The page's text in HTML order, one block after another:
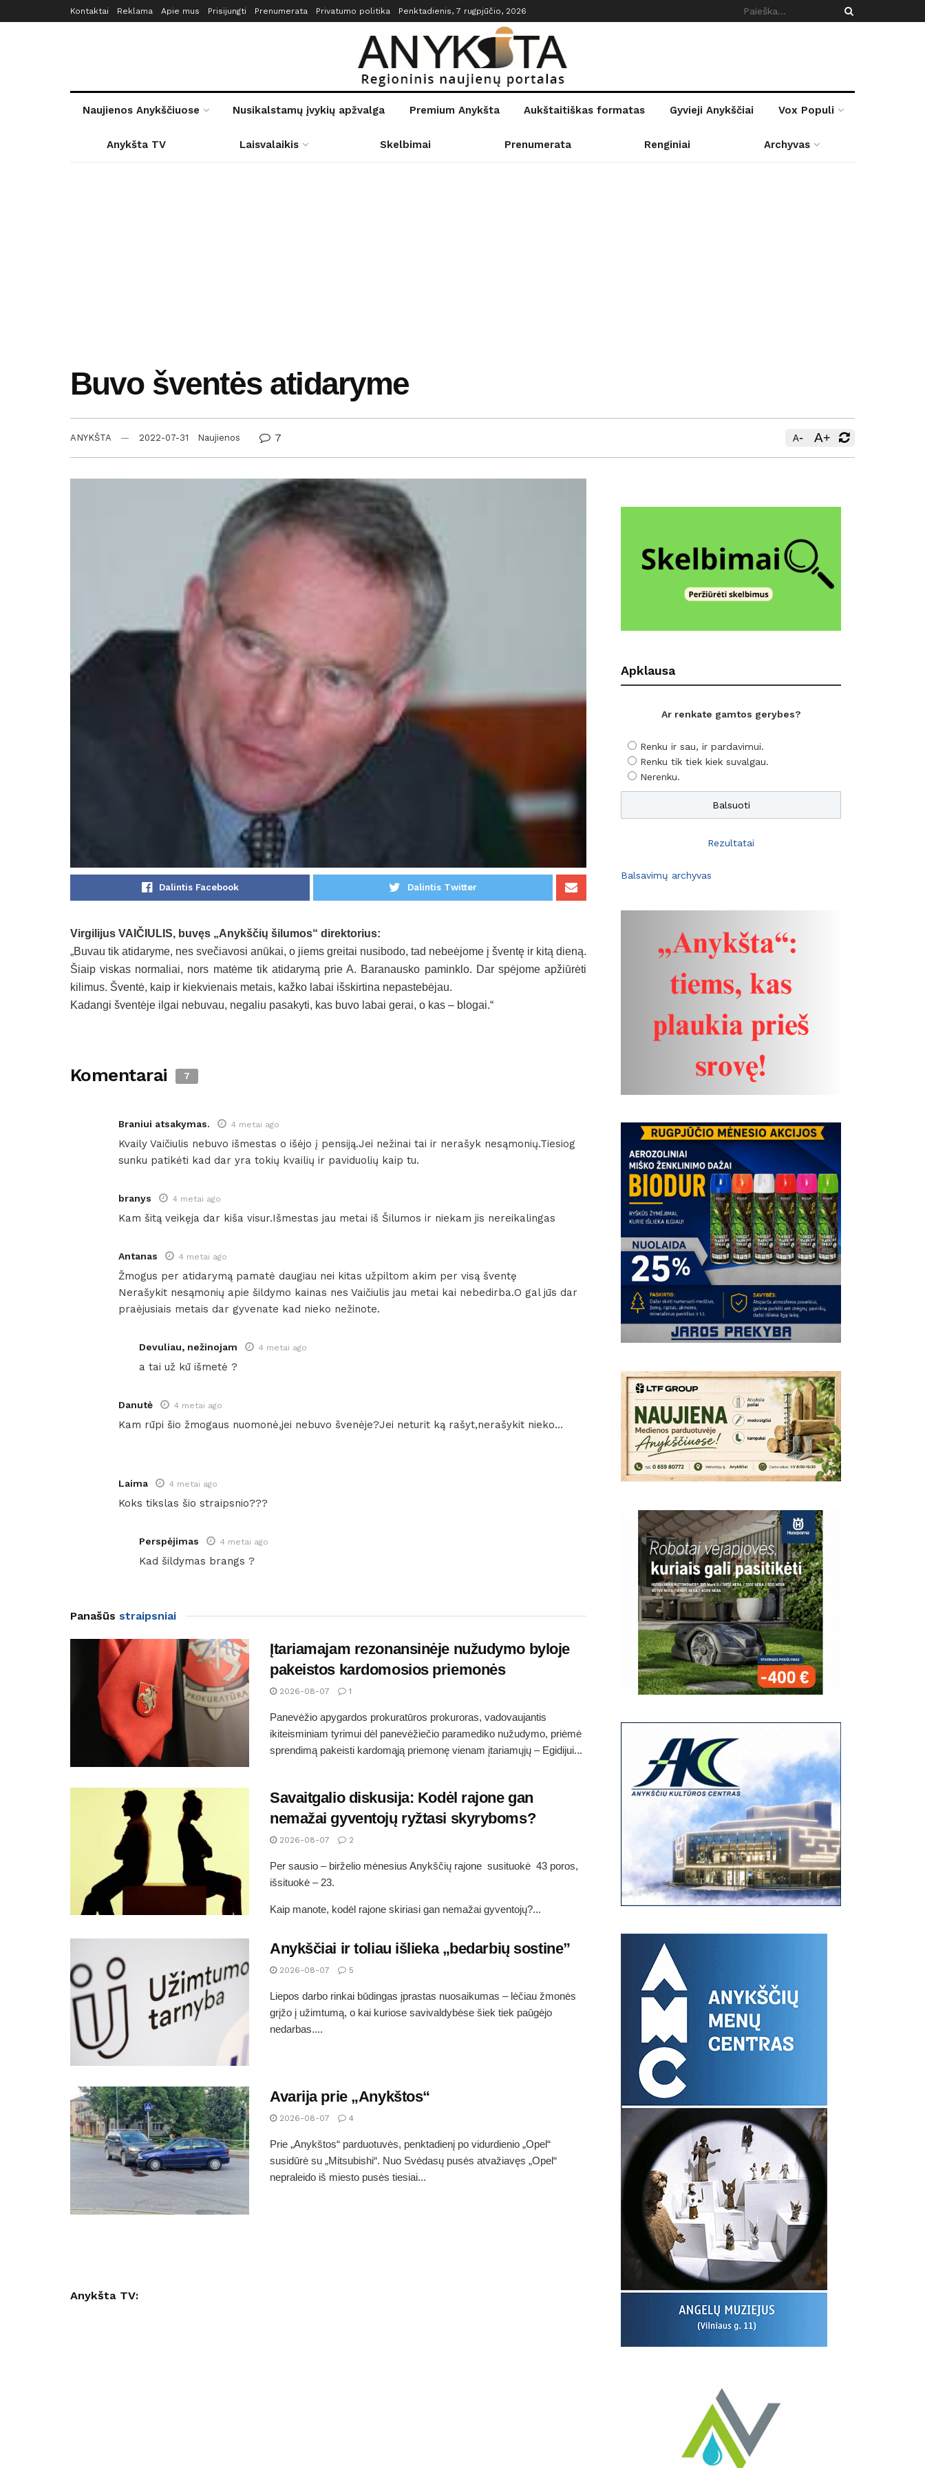
Kontaktai Reklama Apie mus Prisijungti Prenumerata Privatumo politika Penktadienis, 7 rugpjūčio, 2026
Naujienos Anykščiuose Nusikalstamų įvykių apžvalga Premium Anykšta Aukštaitiškas formatas Gyvieji Anykščiai Vox Populi
Anykšta TV Laisvalaikis Skelbimai Prenumerata Renginiai Archyvas
Buvo šventės atidaryme
ANYKŠTA 2022-07-31 Naujienos 7 A- A+
Dalintis Facebook Dalintis Twitter
Virgilijus VAIČIULIS, buvęs „Anykščių šilumos“ direktorius:
„Buvau tik atidaryme, nes svečiavosi anūkai, o jiems greitai nusibodo, tad nebeėjome į šventę ir kitą dieną.
Šiaip viskas normaliai, nors matėme tik atidarymą prie A. Baranausko paminklo. Dar spėjome apžiūrėti
kilimus. Šventė, kaip ir kiekvienais metais, kažko labai išskirtina nepastebėjau.
Kadangi šventėje ilgai nebuvau, negaliu pasakyti, kas buvo labai gerai, o kas – blogai.“
Komentarai 7
Braniui atsakymas. 4 metai ago
Kvaily Vaičiulis nebuvo išmestas o išėjo į pensiją.Jei nežinai tai ir nerašyk nesąmonių.Tiesiog
sunku patikėti kad dar yra tokių kvailių ir paviduolių kaip tu.
branys 4 metai ago
Kam šitą veikęja dar kiša visur.Išmestas jau metai iš Šilumos ir niekam jis nereikalingas
Antanas 4 metai ago
Žmogus per atidarymą pamatė daugiau nei kitas užpiltom akim per visą šventę
Nerašykit nesąmonių apie šildymo kainas nes Vaičiulis jau metai kai nebedirba.O gal jūs dar
praėjusiais metais dar gyvenate kad nieko nežinote.
Devuliau, nežinojam 4 metai ago
a tai už kū išmetė ?
Danutė 4 metai ago
Kam rūpi šio žmogaus nuomonė,jei nebuvo švenėje?Jei neturit ką rašyt,nerašykit nieko…
Laima 4 metai ago
Koks tikslas šio straipsnio???
Perspėjimas 4 metai ago
Kad šildymas brangs ?
Panašūs straipsniai
Įtariamajam rezonansinėje nužudymo byloje
pakeistos kardomosios priemonės
2026-08-07 1
Panevėžio apygardos prokuratūros prokuroras, vadovaujantis
ikiteisminiam tyrimui dėl panevėžiečio paramediko nužudymo, priėmė
sprendimą pakeisti kardomąją priemonę vienam įtariamųjų – Egidijui...
Savaitgalio diskusija: Kodėl rajone gan
nemažai gyventojų ryžtasi skyryboms?
2026-08-07 2
Per sausio – birželio mėnesius Anykščių rajone susituokė 43 poros,
išsituokė – 23.
Kaip manote, kodėl rajone skiriasi gan nemažai gyventojų?...
Anykščiai ir toliau išlieka „bedarbių sostine”
2026-08-07 5
Liepos darbo rinkai būdingas įprastas nuosaikumas – lėčiau žmonės
grįžo į užimtumą, o kai kuriose savivaldybėse šiek tiek paūgėjo
nedarbas....
Avarija prie „Anykštos“
2026-08-07 4
Prie „Anykštos“ parduotuvės, penktadienį po vidurdienio „Opel“
susidūrė su „Mitsubishi“. Nuo Svėdasų pusės atvažiavęs „Opel“
nepraleido iš miesto pusės tiesiai...
Anykšta TV:
Apklausa
Ar renkate gamtos gerybes?
Renku ir sau, ir pardavimui.
Renku tik tiek kiek suvalgau.
Nerenku.
Rezultatai
Balsavimų archyvas